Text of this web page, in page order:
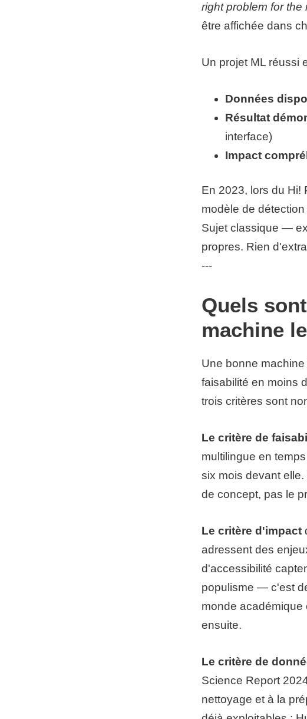
right problem for
être affichée dans
Un projet ML réussi
Données
Résultat
interface)
Impact
En 2023, lors du Hi!
modèle de
Sujet classique —
propres. Rien
---
Quels
machine
Une bonne
faisabilité en moins
trois critères sont
Le critère de
multilingue en
six mois devant
de concept, pas le
Le critère d'impact
adressent des
d'accessibilité
populisme — c'est
monde
ensuite.
Le critère de
Science Report
nettoyage et à la